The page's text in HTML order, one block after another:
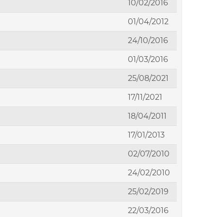
10/02/2016
01/04/2012
24/10/2016
01/03/2016
25/08/2021
17/11/2021
18/04/2011
17/01/2013
02/07/2010
24/02/2010
25/02/2019
22/03/2016